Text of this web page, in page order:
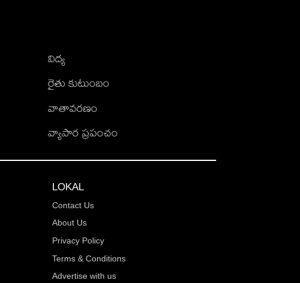
విద్య
రైతు కుటుంబం
వాతావరణం
వ్యాపార ప్రపంచం
LOKAL
Contact Us
About Us
Privacy Policy
Terms & Conditions
Advertise with us